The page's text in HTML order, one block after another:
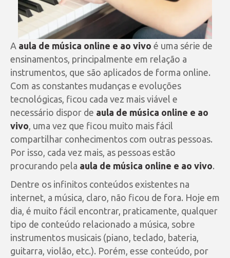
A aula de música online e ao vivo é uma série de
ensinamentos, principalmente em relação a
instrumentos, que são aplicados de forma online.
Com as constantes mudanças e evoluções
tecnológicas, ficou cada vez mais viável e
necessário dispor de aula de música online e ao
vivo , uma vez que ficou muito mais fácil
compartilhar conhecimentos com outras pessoas.
Por isso, cada vez mais, as pessoas estão
procurando pela aula de música online e ao vivo.
Dentre os infinitos conteúdos existentes na
internet, a música, claro, não ficou de fora. Hoje em
dia, é muito fácil encontrar, praticamente, qualquer
tipo de conteúdo relacionado a música, sobre
instrumentos musicais (piano, teclado, bateria,
guitarra, violão, etc.). Porém, esse conteúdo, por